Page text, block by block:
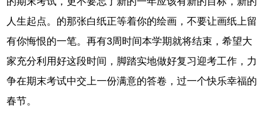
人生起点。的那张白纸正等着你的绘画，不要让画纸上留
有你悔恨的一笔。再有3周时间本学期就将结束，希望大
家充分利用好这段时间，脚踏实地做好复习迎考工作，力
争在期末考试中交上一份满意的答卷，过一个快乐幸福的
春节。